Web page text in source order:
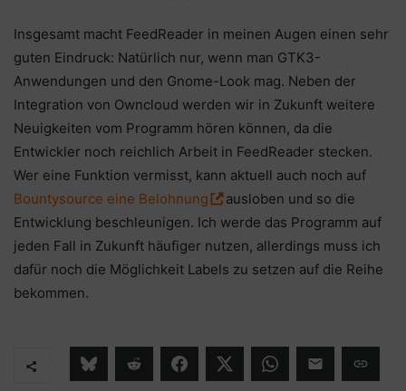
Insgesamt macht FeedReader in meinen Augen einen sehr
guten Eindruck: Natürlich nur, wenn man GTK3-
Anwendungen und den Gnome-Look mag. Neben der
Integration von Owncloud werden wir in Zukunft weitere
Neuigkeiten vom Programm hören können, da die
Entwickler noch reichlich Arbeit in FeedReader stecken.
Wer eine Funktion vermisst, kann aktuell auch noch auf
Bountysource eine Belohnung
ausloben und so die
Entwicklung beschleunigen. Ich werde das Programm auf
jeden Fall in Zukunft häufiger nutzen, allerdings muss ich
dafür noch die Möglichkeit Labels zu setzen auf die Reihe
bekommen.